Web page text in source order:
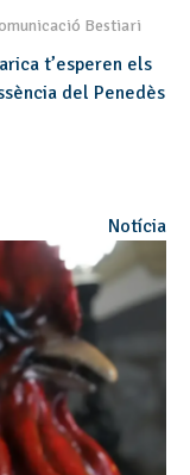
Bestiari
t’esperen els
del Penedès
Notícia